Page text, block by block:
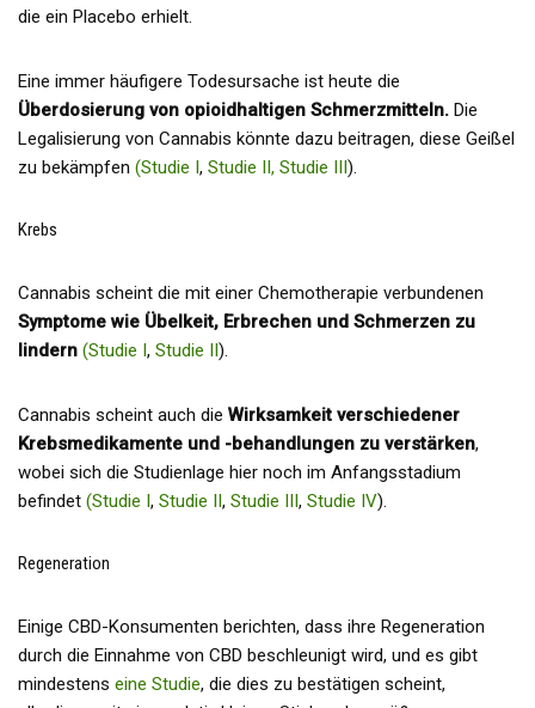
die ein Placebo erhielt.
Eine immer häufigere Todesursache ist heute die
Überdosierung von opioidhaltigen Schmerzmitteln. Die
Legalisierung von Cannabis könnte dazu beitragen, diese Geißel
zu bekämpfen (Studie I, Studie II, Studie III).
Krebs
Cannabis scheint die mit einer Chemotherapie verbundenen
Symptome wie Übelkeit, Erbrechen und Schmerzen zu
lindern (Studie I, Studie II).
Cannabis scheint auch die Wirksamkeit verschiedener
Krebsmedikamente und -behandlungen zu verstärken,
wobei sich die Studienlage hier noch im Anfangsstadium
befindet (Studie I, Studie II, Studie III, Studie IV).
Regeneration
Einige CBD-Konsumenten berichten, dass ihre Regeneration
durch die Einnahme von CBD beschleunigt wird, und es gibt
mindestens eine Studie, die dies zu bestätigen scheint,